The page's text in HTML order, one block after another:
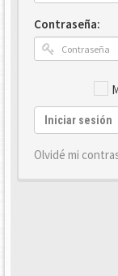
Contraseña:
Iniciar sesión
Olvidé mi